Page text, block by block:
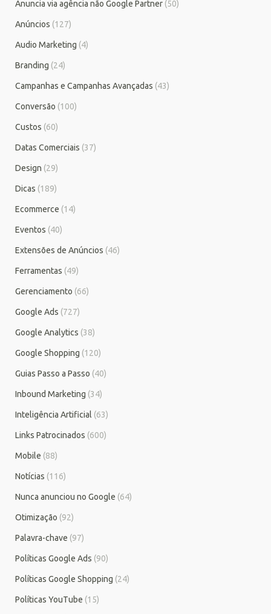
Anuncia via agência não Google Partner (50)
Anúncios (127)
Audio Marketing (4)
Branding (24)
Campanhas e Campanhas Avançadas (43)
Conversão (100)
Custos (60)
Datas Comerciais (37)
Design (29)
Dicas (189)
Ecommerce (14)
Eventos (40)
Extensões de Anúncios (46)
Ferramentas (49)
Gerenciamento (66)
Google Ads (727)
Google Analytics (38)
Google Shopping (120)
Guias Passo a Passo (40)
Inbound Marketing (34)
Inteligência Artificial (63)
Links Patrocinados (600)
Mobile (88)
Notícias (116)
Nunca anunciou no Google (64)
Otimização (92)
Palavra-chave (97)
Políticas Google Ads (90)
Políticas Google Shopping (24)
Políticas YouTube (15)